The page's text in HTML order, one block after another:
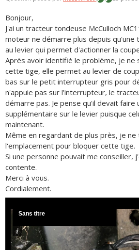
Bonjour,
J'ai un tracteur tondeuse McCulloch
moteur ne démarre plus depuis qu'une
au levier qui permet d'actionner la
Après avoir identifié le problème, je ne
cette tige, elle permet au levier de
bas sur le petit interrupteur gris pour
n'appuie pas sur l’interrupteur, le
démarre pas. Je pense qu'il devait faire
supplémentaire sur le levier puisque
maintenant.
Même en regardant de plus près, je ne
l'emplacement pour bloquer cette tige.
Si une personne pouvait me conseiller,
contente.
Merci à vous.
Cordialement.
Sans titre